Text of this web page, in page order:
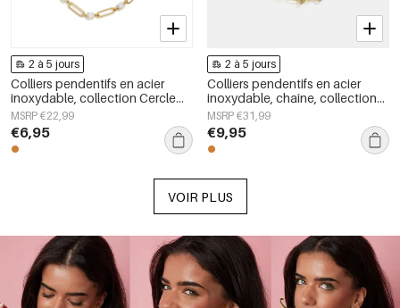
2 à 5 jours
Colliers pendentifs en acier
inoxydable, collection Cercle
Simple Daily Simple, bijoux pour
femmes
MSRP €22,99
€6,95
2 à 5 jours
Colliers pendentifs en acier
inoxydable, chaîne, collection
Simple Daily Simple, bijoux pour
femmes
MSRP €31,99
€9,95
VOIR PLUS